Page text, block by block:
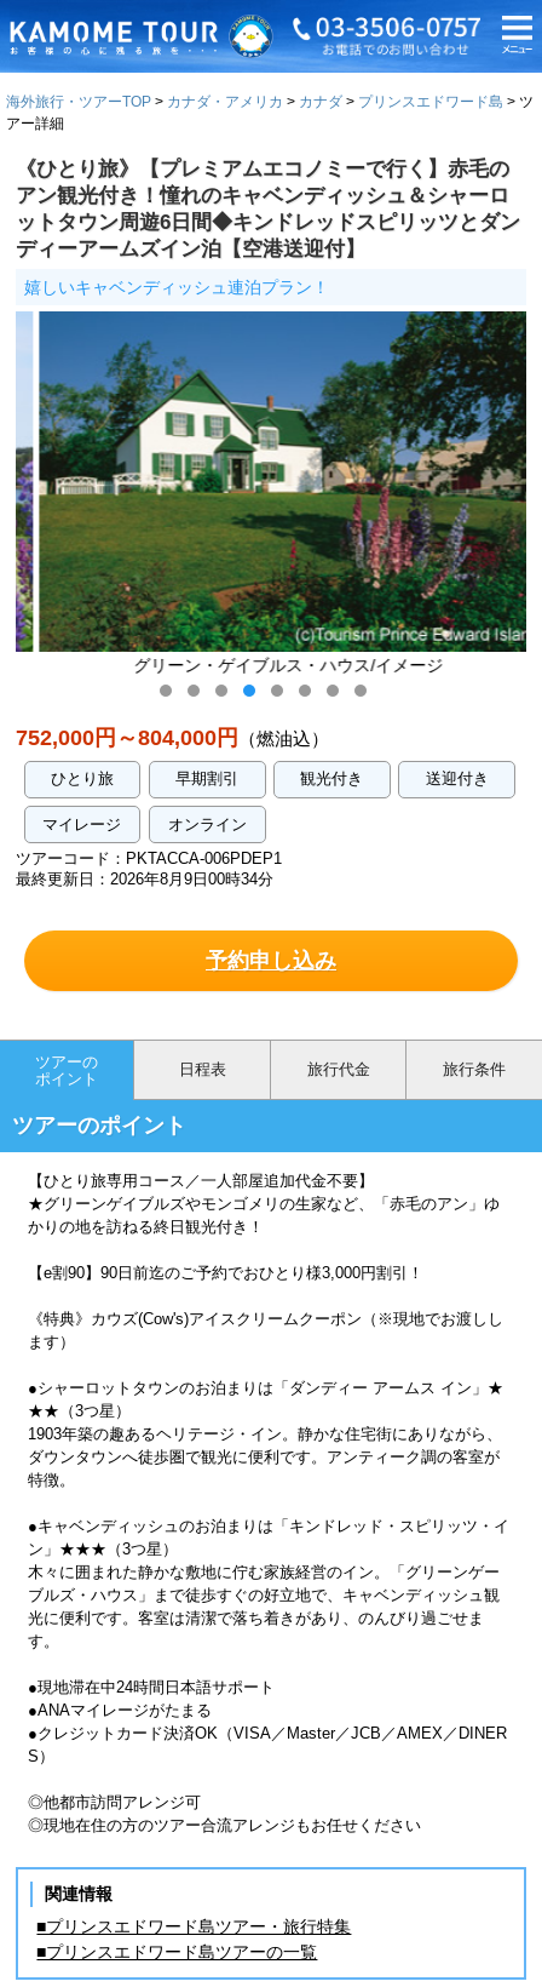
海外旅行・ツアーTOP カナダ・アメリカ カナダ プリンスエドワード島
ツ
アー詳細
《ひとり旅》【プレミアムエコノミーで行く】赤毛の
アン観光付き！憧れのキャベンディッシュ＆シャーロ
ットタウン周遊6日間◆キンドレッドスピリッツとダン
ディーアームズイン泊【空港送迎付】
嬉しいキャベンディッシュ連泊プラン！
グリーン・ゲイブルス・ハウス/イメージ
752,000円～804,000円 （燃油込）
ひとり旅 早期割引 観光付き 送迎付き
マイレージ
オンライン
ツアーコード：PKTACCA-006PDEP1
最終更新日：2026年8月9日00時34分
予約申し込み
ツアーの
ポイント
日程表 旅行代金 旅行条件
ツアーのポイント
【ひとり旅専用コース／一人部屋追加代金不要】
★グリーンゲイブルズやモンゴメリの生家など、「赤毛のアン」ゆ
かりの地を訪ねる終日観光付き！
【e割90】90日前迄のご予約でおひとり様3,000円割引！
《特典》カウズ(Cow's)アイスクリームクーポン（※現地でお渡しし
ます）
●シャーロットタウンのお泊まりは「ダンディー アームス イン」★
★★（3つ星）
1903年築の趣あるヘリテージ・イン。静かな住宅街にありながら、
ダウンタウンへ徒歩圏で観光に便利です。アンティーク調の客室が
特徴。
●キャベンディッシュのお泊まりは「キンドレッド・スピリッツ・イ
ン」★★★（3つ星）
木々に囲まれた静かな敷地に佇む家族経営のイン。「グリーンゲー
ブルズ・ハウス」まで徒歩すぐの好立地で、キャベンディッシュ観
光に便利です。客室は清潔で落ち着きがあり、のんびり過ごせま
す。
●現地滞在中24時間日本語サポート
●ANAマイレージがたまる
●クレジットカード決済OK（VISA／Master／JCB／AMEX／DINER
S）
◎他都市訪問アレンジ可
◎現地在住の方のツアー合流アレンジもお任せください
関連情報
■プリンスエドワード島ツアー・旅行特集
■プリンスエドワード島ツアーの一覧